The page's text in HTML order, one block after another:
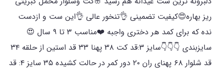
ریز بهاره😍کیفیت تضمینی 👌تنخور عالی 👌این ست و ازدست
نده که برای کمد هر دختری واجبه ❤️مناسب ۳ تا ۹ سال 😍
سایزبندی 👇👇👇سایز ۳:قد کت ۳۸ پهنا ۳۳ قد استین از حلقه ۳۴
قد شلوار ۶۸ پهنای ران ۲۰ دور کمر در حالت کشیده ۳۵ سایز ۴: قد